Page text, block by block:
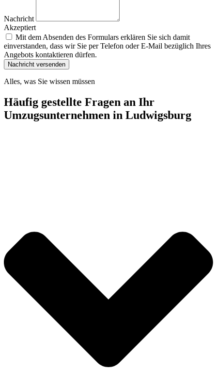
Nachricht
Akzeptiert
Mit dem Absenden des Formulars erklären Sie sich damit
einverstanden, dass wir Sie per Telefon oder E-Mail bezüglich Ihres
Angebots kontaktieren dürfen.
Nachricht versenden
Alles, was Sie wissen müssen
Häufig gestellte Fragen an Ihr
Umzugsunternehmen in Ludwigsburg